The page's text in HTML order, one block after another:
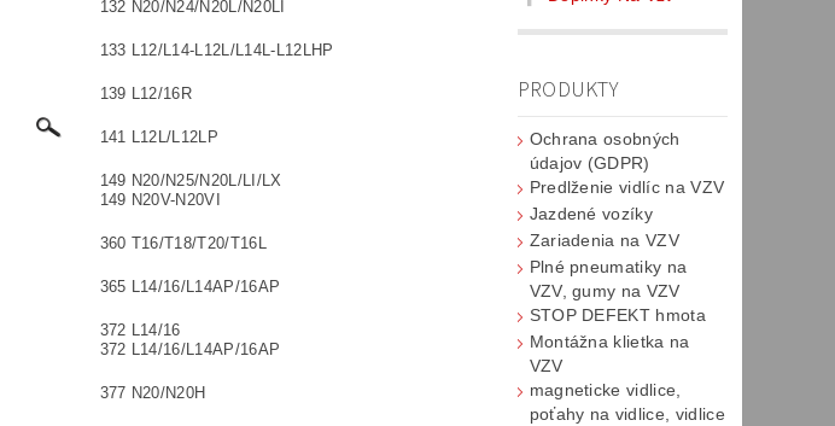
132 N20/N24/N20L/N20LI
133 L12/L14-L12L/L14L-L12LHP
139 L12/16R
141 L12L/L12LP
149 N20/N25/N20L/LI/LX
149 N20V-N20VI
360 T16/T18/T20/T16L
365 L14/16/L14AP/16AP
372 L14/16
372 L14/16/L14AP/16AP
377 N20/N20H
PRODUKTY
Ochrana osobných
údajov (GDPR)
Predlženie vidlíc na VZV
Jazdené vozíky
Zariadenia na VZV
Plné pneumatiky na
VZV, gumy na VZV
STOP DEFEKT hmota
Montážna klietka na
VZV
magneticke vidlice,
poťahy na vidlice, vidlice